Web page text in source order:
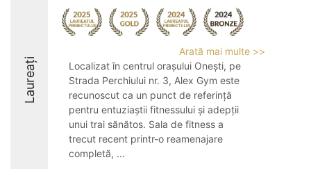
Laureați
Arată mai multe >>
Localizat în centrul orașului Onești, pe
Strada Perchiului nr. 3, Alex Gym este
recunoscut ca un punct de referință
pentru entuziaștii fitnessului și adepții
unui trai sănătos. Sala de fitness a
trecut recent printr-o reamenajare
completă, ...